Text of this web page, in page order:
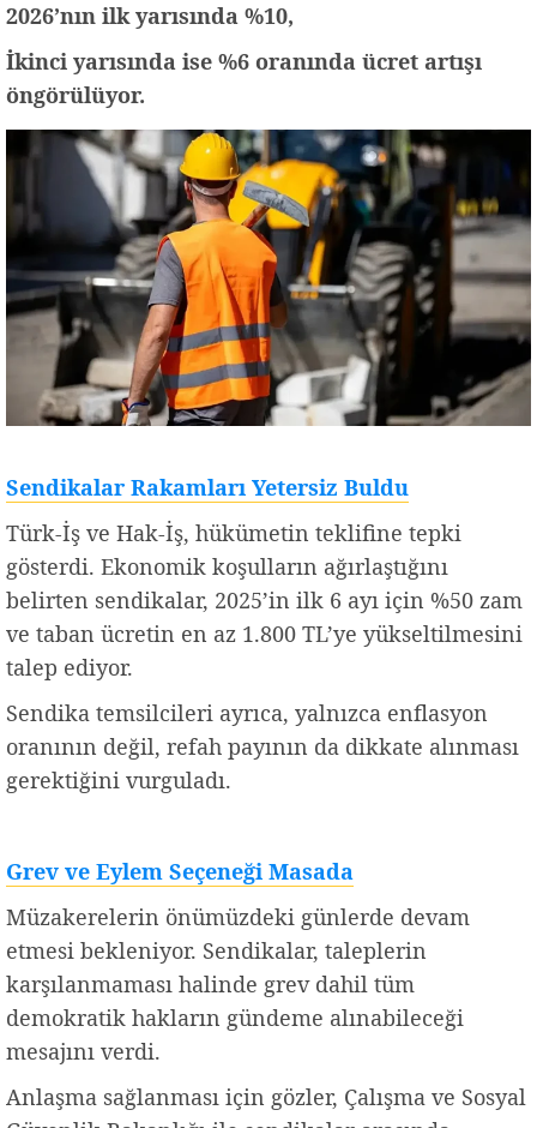
2026’nın ilk yarısında %10,
İkinci yarısında ise %6 oranında ücret artışı
öngörülüyor.
Sendikalar Rakamları Yetersiz Buldu
Türk-İş ve Hak-İş, hükümetin teklifine tepki
gösterdi. Ekonomik koşulların ağırlaştığını
belirten sendikalar, 2025’in ilk 6 ayı için %50 zam
ve taban ücretin en az 1.800 TL’ye yükseltilmesini
talep ediyor.
Sendika temsilcileri ayrıca, yalnızca enflasyon
oranının değil, refah payının da dikkate alınması
gerektiğini vurguladı.
Grev ve Eylem Seçeneği Masada
Müzakerelerin önümüzdeki günlerde devam
etmesi bekleniyor. Sendikalar, taleplerin
karşılanmaması halinde grev dahil tüm
demokratik hakların gündeme alınabileceği
mesajını verdi.
Anlaşma sağlanması için gözler, Çalışma ve Sosyal